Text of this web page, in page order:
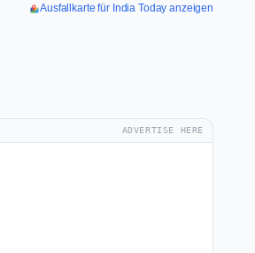
Ausfallkarte für India Today anzeigen
ADVERTISE HERE